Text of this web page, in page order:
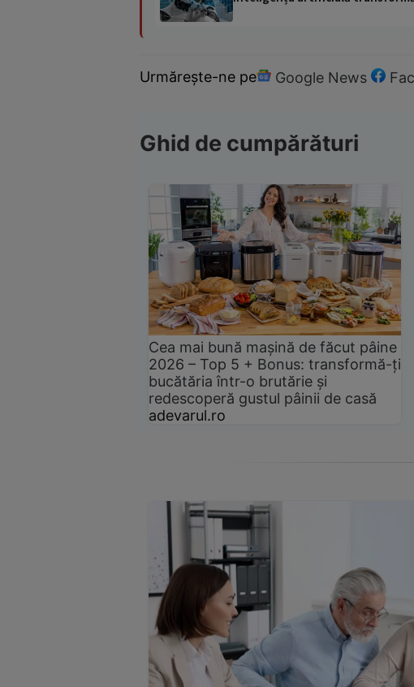
Urmărește-ne pe Google News
Ghid de cumpărături
Cea mai bună mașină de făcut pâine
2026 – Top 5 + Bonus: transformă-ți
bucătăria într-o brutărie și
redescoperă gustul pâinii de casă
adevarul.ro